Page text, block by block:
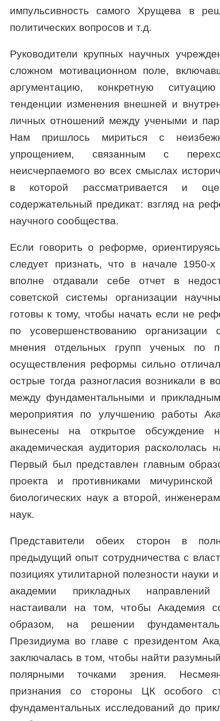
импульсивность самого Хрущева в
политических вопросов и т.д.
Руководители крупных научных
сложном мотивационном поле,
аргументацию, конкретную
тенденции изменения внешней и
личных отношений между учеными и
Нам пришлось мириться с
упрощением, связанным с
неисчерпаемого во всех смыслах
в которой рассматривается и
содержательный предикат: взгляд на
научного сообщества.
Если говорить о реформе,
следует признать, что в начале 1950-х
вполне отдавали себе отчет в
советской системы организации
готовы к тому, чтобы начать если не
по усовершенствованию организации
мнения отдельных групп ученых по
осуществления реформы сильно
острые тогда разногласия возникали в
между фундаментальными и
мероприятия по улучшению работы
вынесены на открытое обсуждение
академическая аудитория раскололась
Первый был представлен главным
проекта и противниками
биологических наук а второй,
наук.
Представители обеих сторон в
предыдущий опыт сотрудничества с
позициях утилитарной полезности науки
академии прикладных
настаивали на том, чтобы Академия
образом, на решении
Президиума во главе с президентом
заключалась в том, чтобы найти
полярными точками зрения.
признания со стороны ЦК особого
фундаментальных исследований до